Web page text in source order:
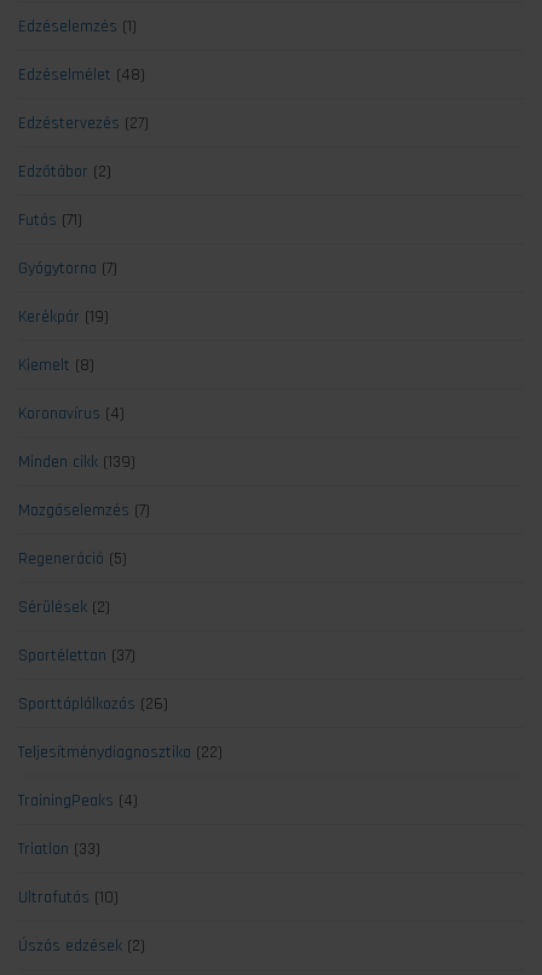
Edzéselemzés (1)
Edzéselmélet (48)
Edzéstervezés (27)
Edzőtábor (2)
Futás (71)
Gyógytorna (7)
Kerékpár (19)
Kiemelt (8)
Koronavírus (4)
Minden cikk (139)
Mozgáselemzés (7)
Regeneráció (5)
Sérülések (2)
Sportélettan (37)
Sporttáplálkozás (26)
Teljesítménydiagnosztika (22)
TrainingPeaks (4)
Triatlon (33)
Ultrafutás (10)
Úszás edzések (2)